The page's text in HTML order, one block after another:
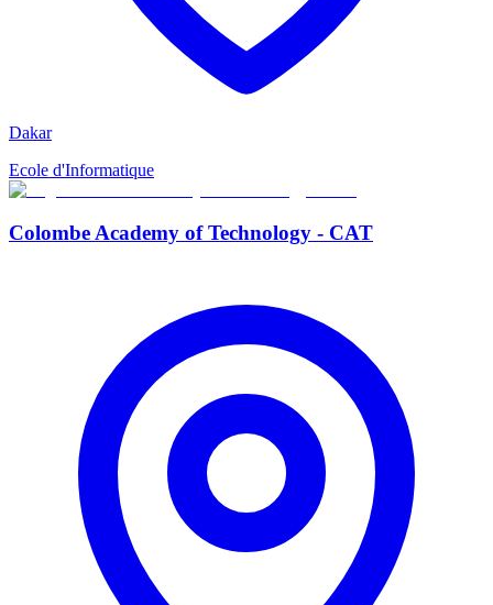
Dakar
Ecole d'Informatique
Colombe Academy of Technology - CAT